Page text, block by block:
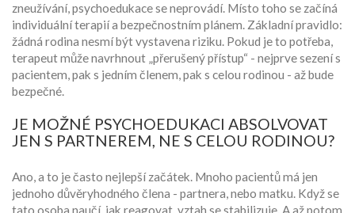
zneužívání, psychoedukace se neprovádí. Místo toho se začíná
individuální terapií a bezpečnostním plánem. Základní pravidlo:
žádná rodina nesmí být vystavena riziku. Pokud je to potřeba,
terapeut může navrhnout „přerušený přístup“ - nejprve sezení s
pacientem, pak s jedním členem, pak s celou rodinou - až bude
bezpečné.
JE MOŽNÉ PSYCHOEDUKACI ABSOLVOVAT
JEN S PARTNEREM, NE S CELOU RODINOU?
Ano, a to je často nejlepší začátek. Mnoho pacientů má jen
jednoho důvěryhodného člena - partnera, nebo matku. Když se
tato osoba naučí, jak reagovat, vztah se stabilizuje. A až potom